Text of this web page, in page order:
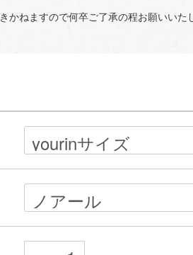
かねますので何卒ご了承の程お願いい